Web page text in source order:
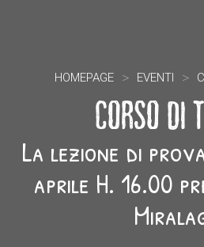
SAPORI
ARTE E
HOMEPAGE > EVENTI >
CORSO DI
La lezione di
aprile H. 16.00